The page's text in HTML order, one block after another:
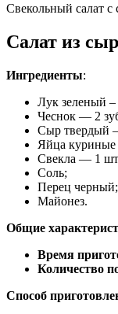
Свекольный салат
Салат из
Ингредиенты:
Лук зеленый –
Чеснок — 2
Сыр твердый
Яйца
Свекла — 1
Соль;
Перец черный;
Майонез.
Общие
Время
Количество
Способ